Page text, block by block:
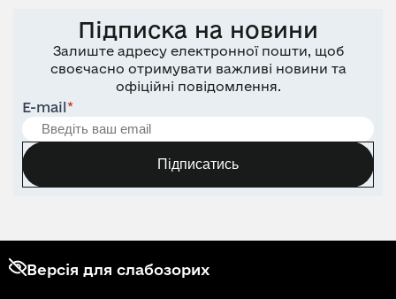
Підписка на новини
Залиште адресу електронної пошти, щоб
своєчасно отримувати важливі новини та
офіційні повідомлення.
E-mail*
Підписатись
Версія для слабозорих